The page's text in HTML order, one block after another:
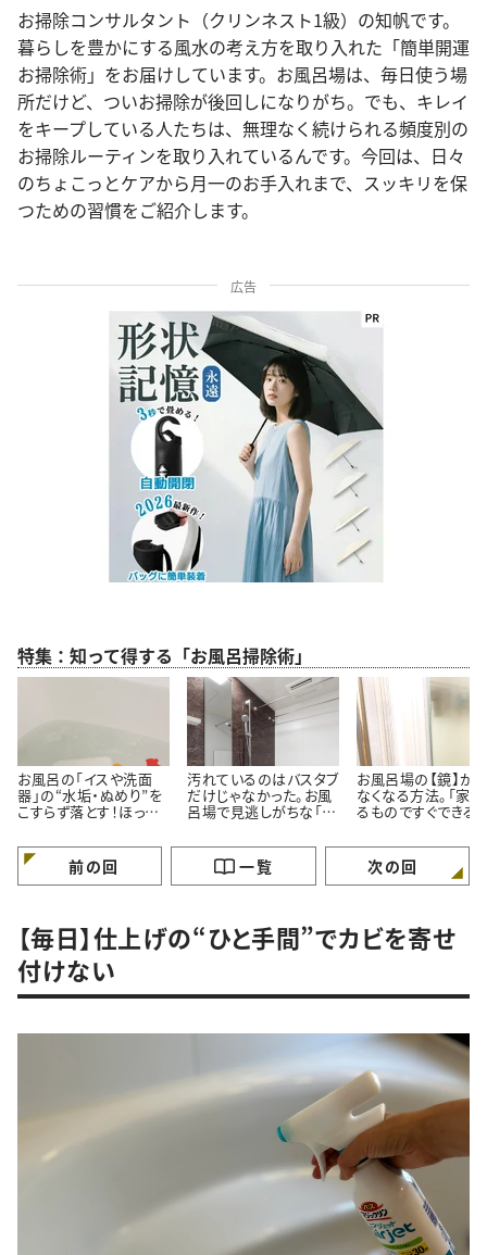
お掃除コンサルタント（クリンネスト1級）の知帆です。
暮らしを豊かにする風水の考え方を取り入れた「簡単開運
お掃除術」をお届けしています。お風呂場は、毎日使う場
所だけど、ついお掃除が後回しになりがち。でも、キレイ
をキープしている人たちは、無理なく続けられる頻度別の
お掃除ルーティンを取り入れているんです。今回は、日々
のちょこっとケアから月一のお手入れまで、スッキリを保
つための習慣をご紹介します。
広告
特集：知って得する「お風呂掃除術」
お風呂の「イスや洗面
器」の“水垢・ぬめり”を
こすらず落とす！ほった
汚れているのはバスタブ
だけじゃなかった。お風
呂場で見逃しがちな「意
所」とは
お風呂場の【鏡】が
なくなる方法。「家
るものですぐできる！
いんだ…」
前の回 一覧 次の回
【毎日】仕上げの“ひと手間”でカビを寄せ
付けない